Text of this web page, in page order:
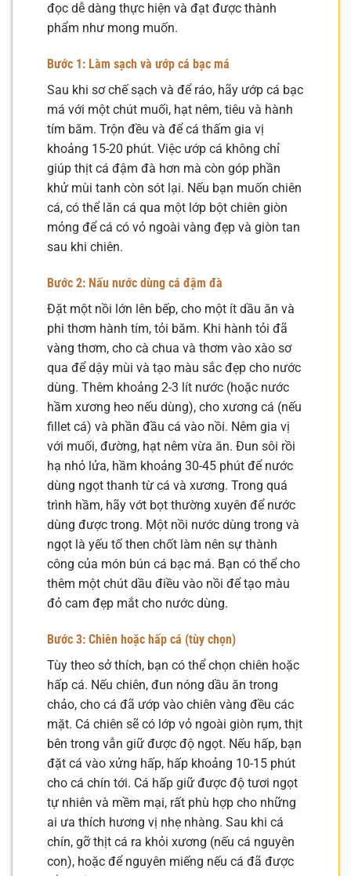
đọc dễ dàng thực hiện và đạt được thành
phẩm như mong muốn.
Bước 1: Làm sạch và ướp cá bạc má
Sau khi sơ chế sạch và để ráo, hãy ướp cá bạc
má với một chút muối, hạt nêm, tiêu và hành
tím băm. Trộn đều và để cá thấm gia vị
khoảng 15-20 phút. Việc ướp cá không chỉ
giúp thịt cá đậm đà hơn mà còn góp phần
khử mùi tanh còn sót lại. Nếu bạn muốn chiên
cá, có thể lăn cá qua một lớp bột chiên giòn
mỏng để cá có vỏ ngoài vàng đẹp và giòn tan
sau khi chiên.
Bước 2: Nấu nước dùng cá đậm đà
Đặt một nồi lớn lên bếp, cho một ít dầu ăn và
phi thơm hành tím, tỏi băm. Khi hành tỏi đã
vàng thơm, cho cà chua và thơm vào xào sơ
qua để dậy mùi và tạo màu sắc đẹp cho nước
dùng. Thêm khoảng 2-3 lít nước (hoặc nước
hầm xương heo nếu dùng), cho xương cá (nếu
fillet cá) và phần đầu cá vào nồi. Nêm gia vị
với muối, đường, hạt nêm vừa ăn. Đun sôi rồi
hạ nhỏ lửa, hầm khoảng 30-45 phút để nước
dùng ngọt thanh từ cá và xương. Trong quá
trình hầm, hãy vớt bọt thường xuyên để nước
dùng được trong. Một nồi nước dùng trong và
ngọt là yếu tố then chốt làm nên sự thành
công của món bún cá bạc má. Bạn có thể cho
thêm một chút dầu điều vào nồi để tạo màu
đỏ cam đẹp mắt cho nước dùng.
Bước 3: Chiên hoặc hấp cá (tùy chọn)
Tùy theo sở thích, bạn có thể chọn chiên hoặc
hấp cá. Nếu chiên, đun nóng dầu ăn trong
chảo, cho cá đã ướp vào chiên vàng đều các
mặt. Cá chiên sẽ có lớp vỏ ngoài giòn rụm, thịt
bên trong vẫn giữ được độ ngọt. Nếu hấp, bạn
đặt cá vào xửng hấp, hấp khoảng 10-15 phút
cho cá chín tới. Cá hấp giữ được độ tươi ngọt
tự nhiên và mềm mại, rất phù hợp cho những
ai ưa thích hương vị nhẹ nhàng. Sau khi cá
chín, gỡ thịt cá ra khỏi xương (nếu cá nguyên
con), hoặc để nguyên miếng nếu cá đã được